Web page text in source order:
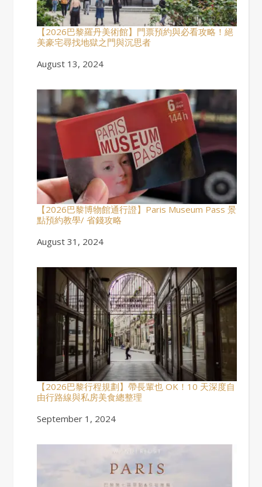
【2026巴黎羅丹美術館】門票預約與必看攻略！絕
美豪宅尋找地獄之門與沉思者
Date
August 13, 2024
【2026巴黎博物館通行證】Paris Museum Pass 景
點預約教學/ 省錢攻略
Date
August 31, 2024
【2026巴黎行程規劃】帶長輩也 OK！10 天深度自
由行路線與私房美食總整理
Date
September 1, 2024